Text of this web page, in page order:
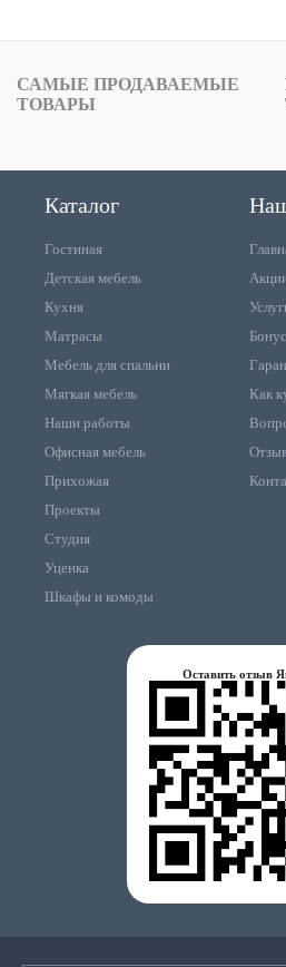
САМЫЕ ПРОДАВАЕМЫЕ
ТОВАРЫ
Каталог
Гостиная
Детская мебель
Кухня
Матрасы
Мебель для спальни
Мягкая мебель
Наши работы
Офисная мебель
Прихожая
Проекты
Студия
Уценка
Шкафы и комоды
Как
Оставить отзыв